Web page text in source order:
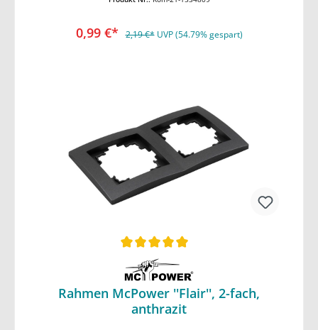
0,99 €* 2,19 €* UVP (54.79% gespart)
Rahmen McPower ''Flair'', 2-fach,
anthrazit
In den Warenkorb